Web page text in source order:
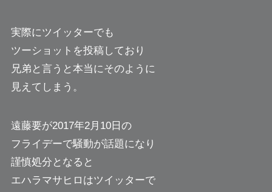
実際にツイッターでも
ツーショットを投稿しており
兄弟と言うと本当にそのように
見えてしまう。
遠藤要が2017年2月10日の
フライデーで騒動が話題になり
謹慎処分となると
エハラマサヒロはツイッターで